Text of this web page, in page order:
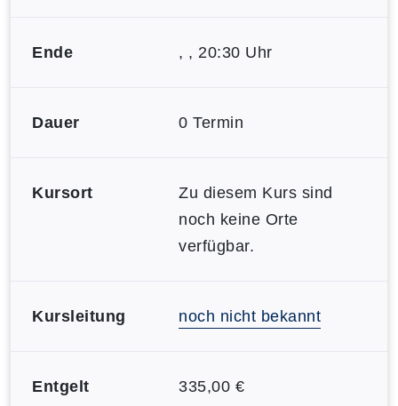
Ende , , 20:30 Uhr
Dauer 0 Termin
Kursort
Zu diesem Kurs sind
noch keine Orte
verfügbar.
Kursleitung noch nicht bekannt
Entgelt 335,00 €